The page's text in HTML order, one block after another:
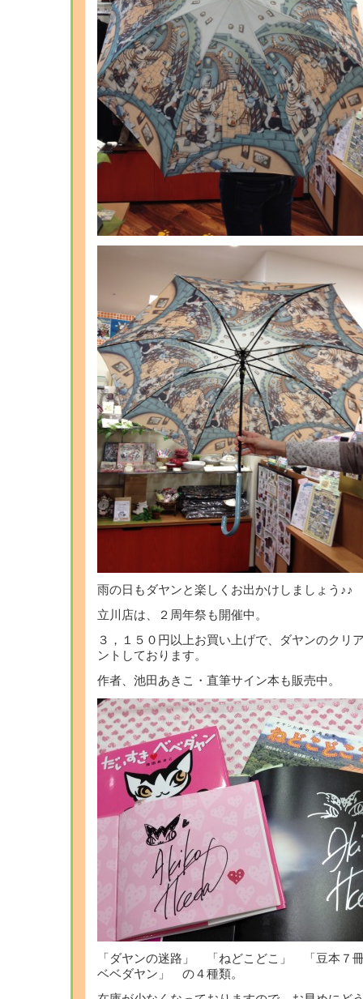
雨の日もダヤンと楽しくお出かけしましょう♪♪
立川店は、２周年祭も開催中。
３，１５０円以上お買い上げで、ダヤンのクリ
ントしております。
作者、池田あきこ・直筆サイン本も販売中。
「ダヤンの迷路」 「ねどこどこ」 「豆本７
ベベダヤン」 の４種類。